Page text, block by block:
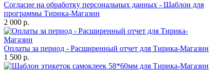
Согласие на обработку персональных данных - Шаблон для
программы Тирика-Магазин
2 000 р.
Оплаты за период - Расширенный отчет для Тирика-Магазин
1 500 р.